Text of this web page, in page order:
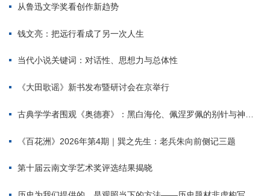
从鲁迅文学奖看创作新趋势
钱文亮：把远行看成了另一次人生
当代小说关键词：对话性、思想力与总体性
《大田歌谣》新书发布暨研讨会在京举行
古典学学者围观《奥德赛》：黑白海伦、佩涅罗佩的别针与神秘入侵者
《百花洲》2026年第4期｜巽之先生：老兵朱向前侧记三题
第十届云南文学艺术奖评选结果揭晓